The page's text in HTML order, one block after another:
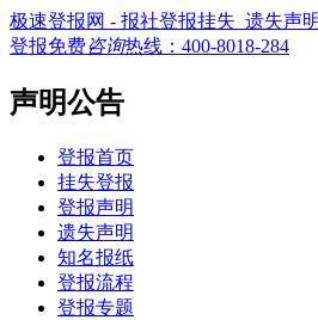
极速登报网 - 报社登报挂失_遗失声
登报免费咨询热线： 400-8018-284
声明公告
登报首页
挂失登报
登报声明
遗失声明
知名报纸
登报流程
登报专题